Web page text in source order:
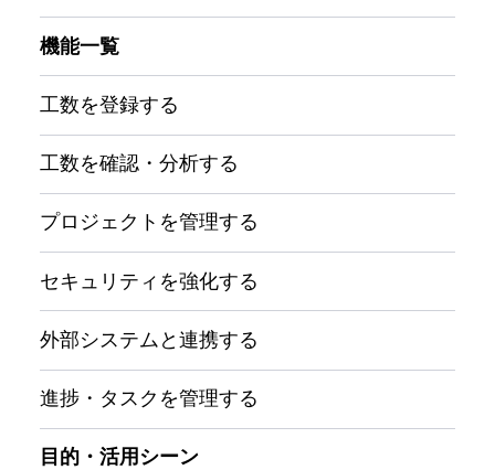
機能一覧
工数を登録する
工数を確認・分析する
プロジェクトを管理する
セキュリティを強化する
外部システムと連携する
進捗・タスクを管理する
目的・活用シーン